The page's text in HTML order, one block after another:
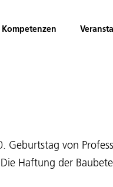
Kompetenzen
Geburtstag von
Die Haftung der